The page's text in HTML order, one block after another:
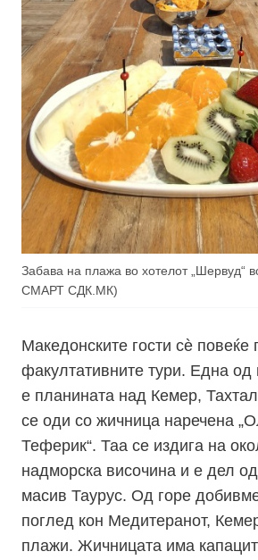
Забава на плажа во хотелот „Шервуд“
СМАРТ СДК.МК)
Македонските гости сѐ повеќе
факултативните тури. Една од
е планината над Кемер,
се оди со жичница наречена
Теферик“. Таа се издига на
надморска височина и е дел
масив Таурус. Од горе
поглед кон Медитеранот,
плажи. Жичницата има